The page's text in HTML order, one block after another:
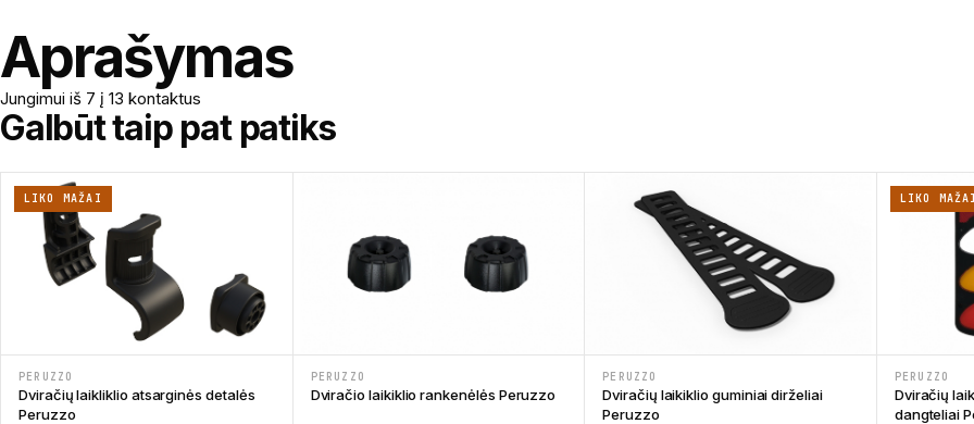
Aprašymas
Jungimui iš 7 į 13 kontaktus
Galbūt taip pat patiks
LIKO MAŽAI
PERUZZO
Dviračių laikliklio atsarginės detalės
Peruzzo
PERUZZO
Dviračio laikiklio rankenėlės Peruzzo
PERUZZO
Dviračių laikiklio guminiai dirželiai
Peruzzo
LIKO
PERUZZO
Dviračių
dangteliai